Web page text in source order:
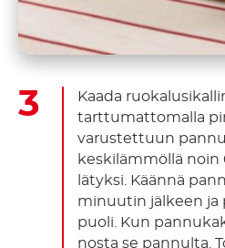
Kaada
tarttumattomalla
varustettuun
keskilämmöllä noin
lätyksi. Käännä
minuutin jälkeen ja
puoli. Kun
nosta se pannulta.